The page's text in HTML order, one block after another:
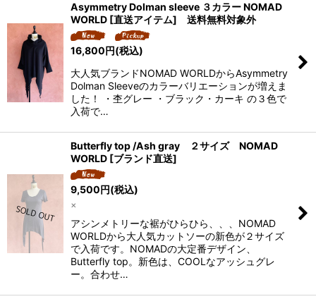
Asymmetry Dolman sleeve ３カラー NOMAD
WORLD [直送アイテム] 送料無料対象外
16,800円(税込)
大人気ブランドNOMAD WORLDからAsymmetry
Dolman Sleeveのカラーバリエーションが増えま
した！ ・杢グレー ・ブラック・カーキ の３色で
入荷で…
Butterfly top /Ash gray ２サイズ NOMAD
WORLD [ブランド直送]
9,500円(税込)
×
アシンメトリーな裾がひらひら、、、NOMAD
WORLDから大人気カットソーの新色が２サイズ
で入荷です。NOMADの大定番デザイン、
Butterfly top。新色は、COOLなアッシュグレ
ー。合わせ…